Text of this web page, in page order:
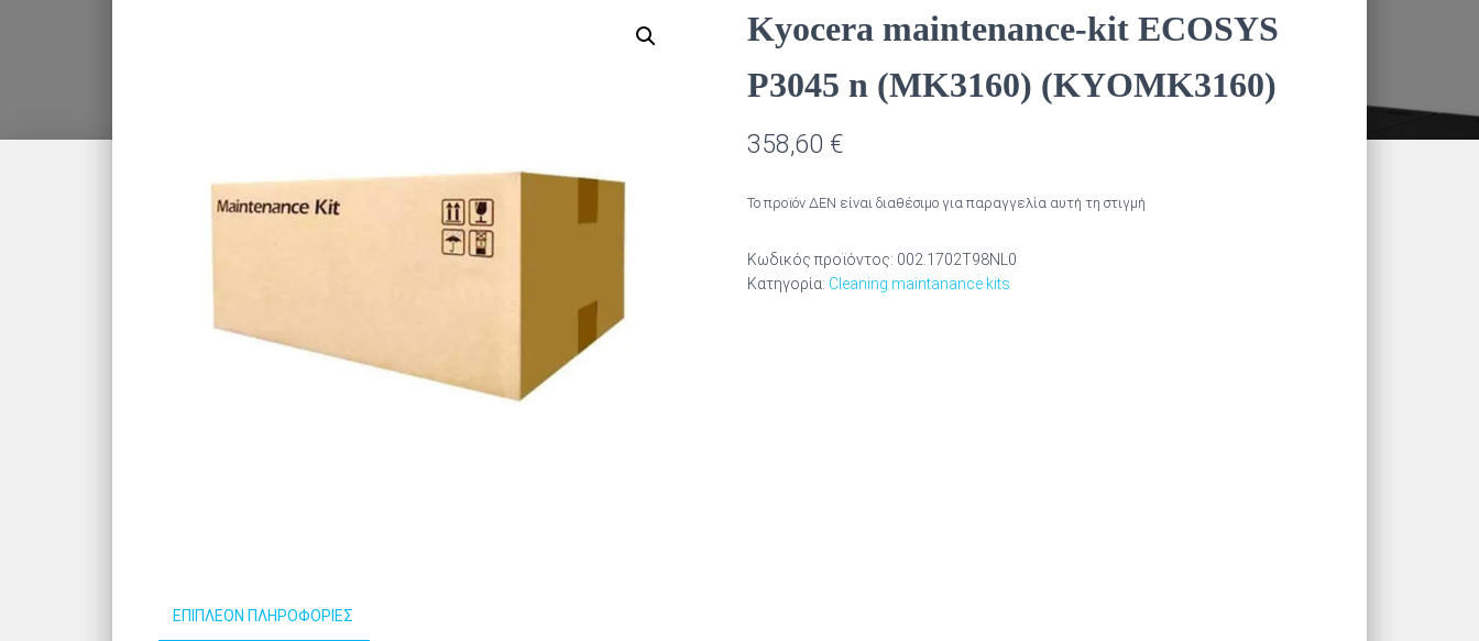
Kyocera maintenance-kit ECOSYS
P3045 n (MK3160) (KYOMK3160)
358,60 €
Το προϊόν ΔΕΝ είναι διαθέσιμο για παραγγελία αυτή τη στιγμή
Κωδικός προϊόντος: 002.1702T98NL0
Κατηγορία: Cleaning maintanance kits
ΕΠΙΠΛΈΟΝ ΠΛΗΡΟΦΟΡΊΕΣ